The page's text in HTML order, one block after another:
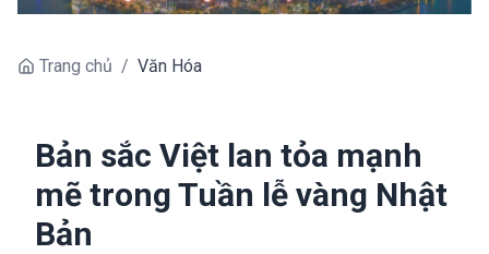
Trang chủ / Văn Hóa
Bản sắc Việt lan tỏa mạnh
mẽ trong Tuần lễ vàng Nhật
Bản